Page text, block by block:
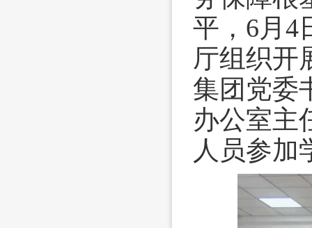
平，6月4
厅组织开
集团党委
办公室主
人员参加